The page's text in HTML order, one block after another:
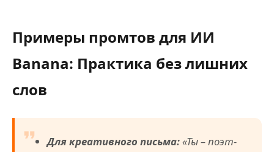
Примеры промтов для ИИ
Banana: Практика без лишних
слов
Для креативного письма:«Ты – поэт-